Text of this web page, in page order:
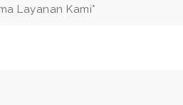
Layanan Kami*